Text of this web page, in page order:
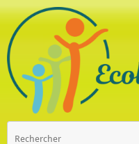
Passer
au
contenu